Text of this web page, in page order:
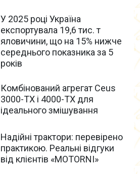
У 2025 році Україна
експортувала 19,6 тис. т
яловичини, що на 15% нижче
середнього показника за 5
років
Комбінований агрегат Ceus
3000-TX і 4000-TX для
ідеального змішування
Надійні трактори: перевірено
практикою. Реальні відгуки
від клієнтів «MOTORNI»